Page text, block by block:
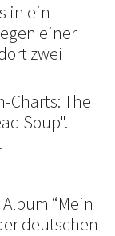
in ein
einer
zwei
Charts: The
Soup".
“Mein
deutschen